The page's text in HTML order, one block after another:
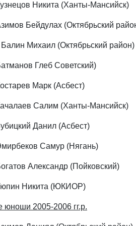
Никита (Ханты-Мансийск)
Бейдулах (Октябрьский
Михаил (Октябрьский район)
Глеб Советский)
Марк (Асбест)
Салим (Ханты-Мансийск)
Данил (Асбест)
Самур (Нягань)
Александр (Пойковский)
Никита (ЮКИОР)
юноши 2005-2006 гг.р.